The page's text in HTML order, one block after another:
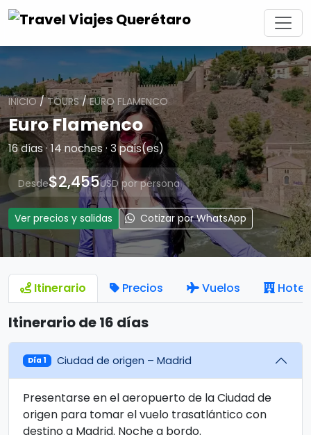
INICIO/TOURS/EURO FLAMENCO
Euro Flamenco
16 días · 14 noches · 3 país(es)
Desde$2,455USD por persona
Ver precios y salidas Cotizar por WhatsApp
Itinerario Precios Vuelos
Itinerario de 16 días
Día 1 Ciudad de origen – Madrid
Presentarse en el aeropuerto de la Ciudad de
origen para tomar el vuelo trasatlántico con
destino a Madrid. Noche a bordo.